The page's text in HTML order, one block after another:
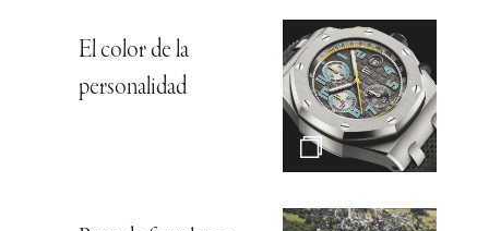
El color de la
personalidad